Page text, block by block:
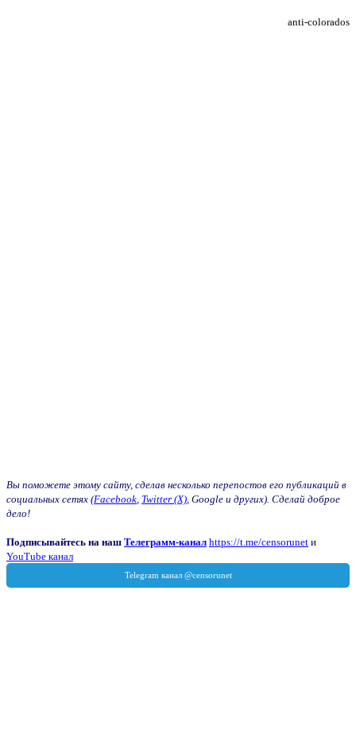
anti-colorados
Вы поможете этому сайту, сделав несколько перепостов его публикаций в
социальных сетях (Facebook Twitter (X) , Google и других). Сделай доброе
дело!
Подписывайтесь на наш Телеграмм-канал https://t.me/censorunet и
YouTube канал